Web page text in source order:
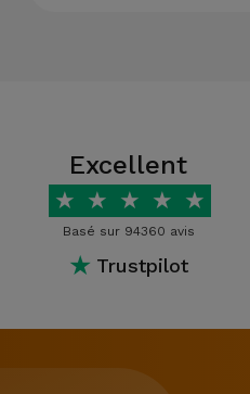
Excellent
★ ★ ★ ★ ★
Basé sur 94360 avis
★ Trustpilot